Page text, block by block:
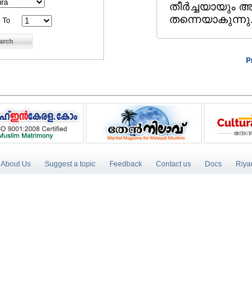
To
തീര്‍ച്ചയായും
About Us Suggest a topic Feedback Contact us Docs